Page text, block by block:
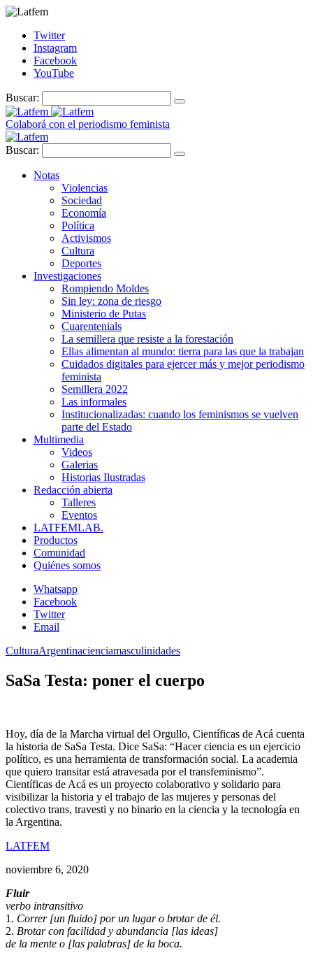
Twitter
Instagram
Facebook
YouTube
Buscar:
Colaborá con el periodismo feminista
Buscar:
Notas
Violencias
Sociedad
Economía
Política
Activismos
Cultura
Deportes
Investigaciones
Rompiendo Moldes
Sin ley: zona de riesgo
Ministerio de Putas
Cuarentenials
La semillera que resiste a la forestación
Ellas alimentan al mundo: tierra para las que la trabajan
Cuidados digitales para ejercer más y mejor periodismo
feminista
Semillera 2022
Las informales
Institucionalizadas: cuando los feminismos se vuelven
parte del Estado
Multimedia
Videos
Galerias
Historias Ilustradas
Redacción abierta
Talleres
Eventos
LATFEMLAB.
Productos
Comunidad
Quiénes somos
Whatsapp
Facebook
Twitter
Email
CulturaArgentinacienciamasculinidades
SaSa Testa: poner el cuerpo
Hoy, día de la Marcha virtual del Orgullo, Científicas de Acá cuenta
la historia de SaSa Testa. Dice SaSa: “Hacer ciencia es un ejercicio
político, es una herramienta de transformación social. La academia
que quiero transitar está atravesada por el transfeminismo”.
Científicas de Acá es un proyecto colaborativo y solidario para
visibilizar la historia y el trabajo de las mujeres y personas del
colectivo trans, travesti y no binario en la ciencia y la tecnología en
la Argentina.
LATFEM
noviembre 6, 2020
Fluir
verbo intransitivo
1. Correr [un fluido] por un lugar o brotar de él.
2. Brotar con facilidad y abundancia [las ideas]
de la mente o [las palabras] de la boca.